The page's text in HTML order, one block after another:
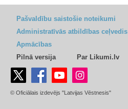
Pašvaldību saistošie noteikumi
Administratīvās atbildības ceļvedis
Apmācības
Pilnā versija
Par Likumi.lv
© Oficiālais izdevējs "Latvijas Vēstnesis"